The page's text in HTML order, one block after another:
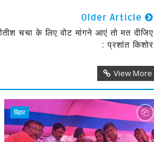
Older Article
चचा के लिए वोट मांगने आएं तो मत दीजिए
: प्रशांत किशोर
View More
बिहार